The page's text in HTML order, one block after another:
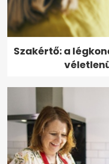
Szakértő: a